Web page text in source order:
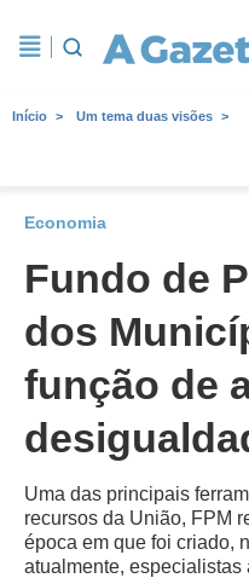
Início Um tema duas visões
Economia
Fundo de
dos
função de
Uma das principais
recursos da União, FPM
época em que foi criado,
atualmente,